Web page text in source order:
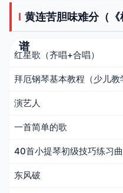
黄连苦胆味难分（
谱
红星歌（齐唱+合唱）
拜厄钢琴基本教程（少儿教
演艺人
一首简单的歌
40首小提琴初级技巧练习
东风破